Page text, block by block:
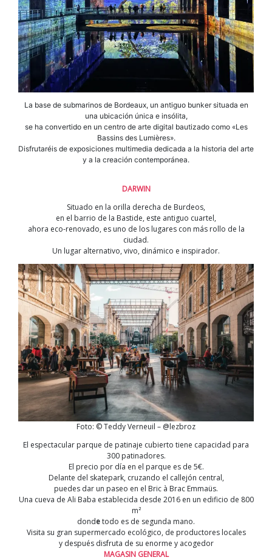
La base de submarinos de Bordeaux, un antiguo bunker situada en
una ubicación única e insólita,
se ha convertido en un centro de arte digital bautizado como «Les
Bassins des Lumières».
Disfrutaréis de exposiciones multimedia dedicada a la historia del arte
y a la creación contemporánea.
DARWIN
Situado en la orilla derecha de Burdeos,
en el barrio de la Bastide, este antiguo cuartel,
ahora eco-renovado, es uno de los lugares con más rollo de la
ciudad.
Un lugar alternativo, vivo, dinámico e inspirador.
Foto: © Teddy Verneuil – @lezbroz
El espectacular parque de patinaje cubierto tiene capacidad para
300 patinadores.
El precio por día en el parque es de 5€.
Delante del skatepark, cruzando el callejón central,
puedes dar un paseo en el Bric à Brac Emmaüs.
Una cueva de Ali Baba establecida desde 2016 en un edificio de 800
m²
dondetodo es de segunda mano.
Visita su gran supermercado ecológico, de productores locales
y después disfruta de su enorme y acogedor
MAGASIN GENERAL